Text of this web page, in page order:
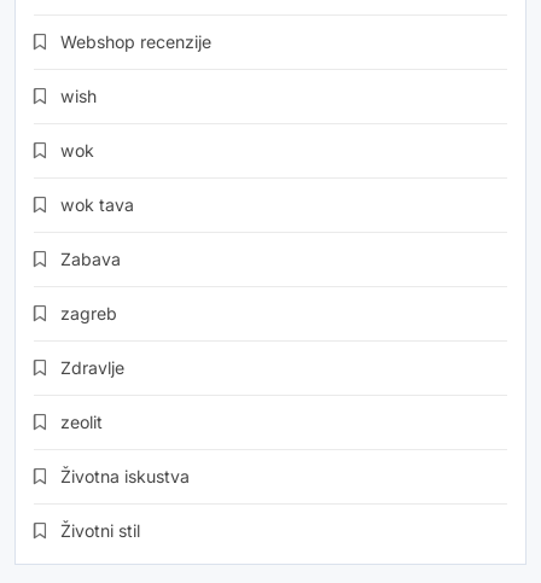
Webshop recenzije
wish
wok
wok tava
Zabava
zagreb
Zdravlje
zeolit
Životna iskustva
Životni stil